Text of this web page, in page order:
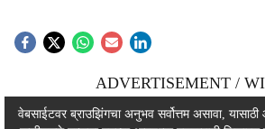
ADVERTISEMENT /
ADVERTISEMENT /
वेबसाईटवर ब्राउझिंगचा अनुभव सर्वोत्तम असावा,